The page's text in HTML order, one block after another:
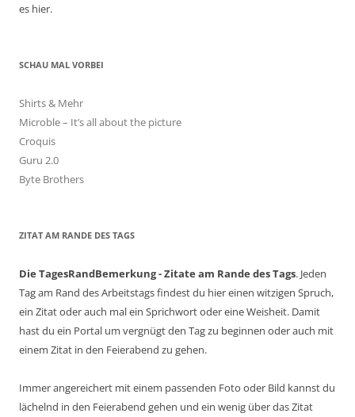
es hier.
SCHAU MAL VORBEI
Shirts & Mehr
Microble – It’s all about the picture
Croquis
Guru 2.0
Byte Brothers
ZITAT AM RANDE DES TAGS
Die TagesRandBemerkung - Zitate am Rande des Tags. Jeden
Tag am Rand des Arbeitstags findest du hier einen witzigen Spruch,
ein Zitat oder auch mal ein Sprichwort oder eine Weisheit. Damit
hast du ein Portal um vergnügt den Tag zu beginnen oder auch mit
einem Zitat in den Feierabend zu gehen.
Immer angereichert mit einem passenden Foto oder Bild kannst du
lächelnd in den Feierabend gehen und ein wenig über das Zitat